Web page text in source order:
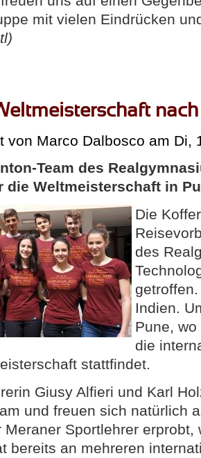
mit vielen Eindrücken
von Marco Dalbosco am Di,
Team des
die Weltmeisterschaft in
Die
des
Indien.
Pune,
die
stattfindet.
Giusy Alfieri und Karl
und freuen sich natürlich
Meraner Sportlehrer erprobt,
bereits an mehreren